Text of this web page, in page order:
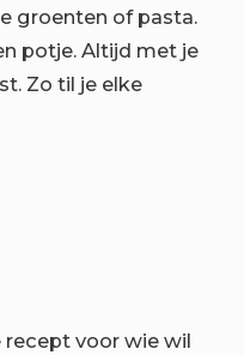
groenten of pasta.
potje. Altijd met je
Zo til je elke
voor wie wil